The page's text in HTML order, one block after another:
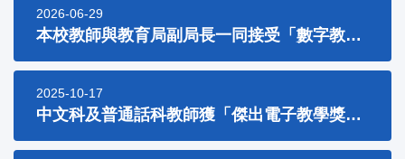
2026-06-29
本校教師與教育局副局長一同接受「數字教育周」傳媒訪問
2025-10-17
中文科及普通話科教師獲「傑出電子教學獎」(24/25年度)